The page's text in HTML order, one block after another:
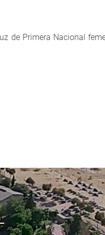
de Primera Nacional